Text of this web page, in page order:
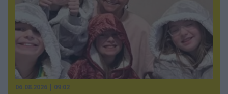
06.08.2026 | 09:02